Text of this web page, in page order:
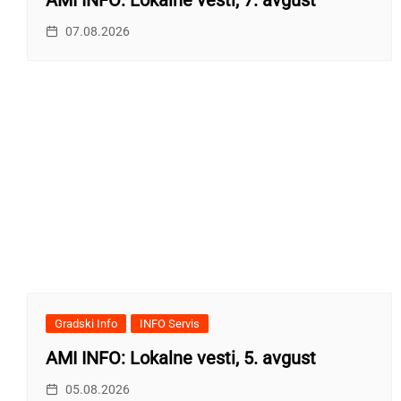
07.08.2026
Gradski Info INFO Servis
AMI INFO: Lokalne vesti, 5. avgust
05.08.2026